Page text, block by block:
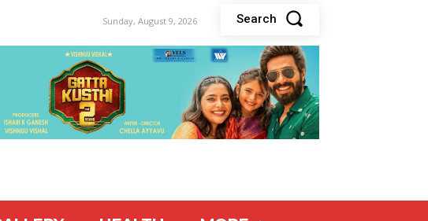
Sunday, August 9, 2026 Search